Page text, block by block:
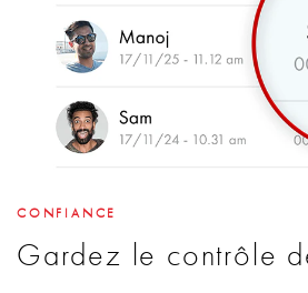
CONFIANCE
Gardez le contrôle